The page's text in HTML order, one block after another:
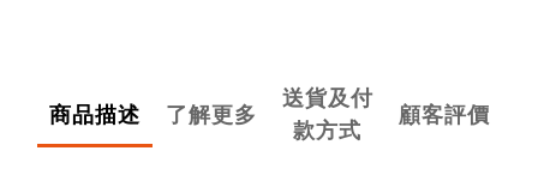
商品描述 了解更多
送貨及付
款方式
顧客評價